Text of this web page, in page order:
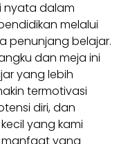
nyata dalam
melalui
penunjang belajar.
dan meja ini
yang lebih
termotivasi
diri, dan
yang kami